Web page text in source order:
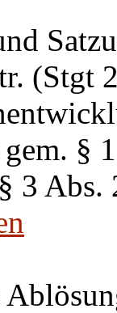
(Stgt
gem.
3 Abs.